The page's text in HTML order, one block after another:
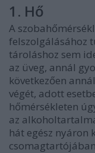
1. Hő
A
felszolgálásához
tároláshoz sem
az üveg, annál
következően
végét, adott
hőmérsékleten
az
hát egész nyáron